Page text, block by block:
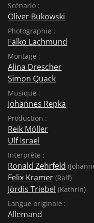
Scénario :
Oliver Bukowski
Photographie :
Falko Lachmund
Montage :
Alina Drescher
Simon Quack
Musique :
Johannes Repka
Production :
Reik Möller
Ulf Israel
Interprète :
Ronald Zehrfeld
Felix Kramer (Ralf)
Jördis Triebel (Kathrin)
Langue originale :
Allemand